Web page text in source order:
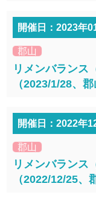
開催日：2023年
郡山
リメンバランス
（2023/1/28、郡
開催日：2022年
郡山
リメンバランス
（2022/12/25、